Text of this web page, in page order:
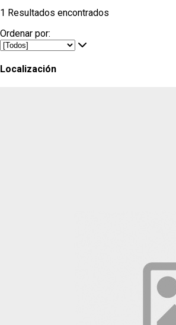
1 Resultados encontrados
Ordenar por:
Localización